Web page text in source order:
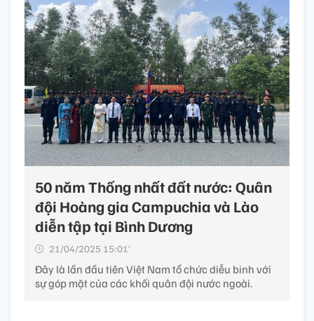
50 năm Thống nhất đất nước: Quân
đội Hoàng gia Campuchia và Lào
diễn tập tại Bình Dương
21/04/2025 15:01’
Đây là lần đầu tiên Việt Nam tổ chức diễu binh với
sự góp mặt của các khối quân đội nước ngoài.